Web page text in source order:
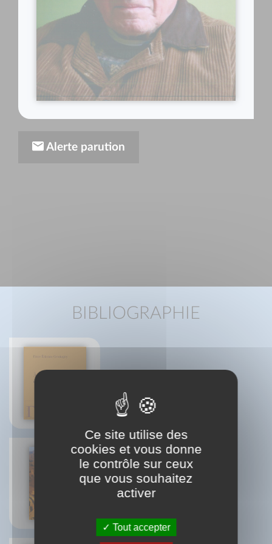
Alerte parution
BIBLIOGRAPHIE
Frère Étienne Goutagny
La voie royale du désert
Frère Étienne Goutagny
Ce site utilise des
cookies et vous donne
le contrôle sur ceux
que vous souhaitez
activer
Tout accepter